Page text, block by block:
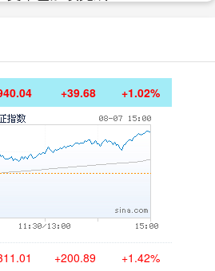
+39.68 +1.02%
+200.89 +1.42%